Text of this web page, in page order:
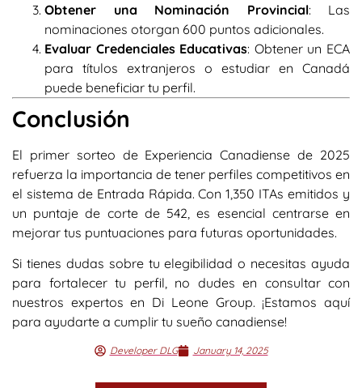
Obtener una Nominación Provincial: Las
nominaciones otorgan 600 puntos adicionales.
Evaluar Credenciales Educativas: Obtener un ECA
para títulos extranjeros o estudiar en Canadá
puede beneficiar tu perfil.
Conclusión
El primer sorteo de Experiencia Canadiense de 2025
refuerza la importancia de tener perfiles competitivos en
el sistema de Entrada Rápida. Con 1,350 ITAs emitidos y
un puntaje de corte de 542, es esencial centrarse en
mejorar tus puntuaciones para futuras oportunidades.
Si tienes dudas sobre tu elegibilidad o necesitas ayuda
para fortalecer tu perfil, no dudes en consultar con
nuestros expertos en Di Leone Group. ¡Estamos aquí
para ayudarte a cumplir tu sueño canadiense!
Developer DLG January 14, 2025